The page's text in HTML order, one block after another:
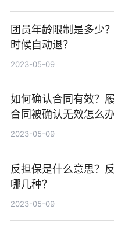
团员年龄限制是多少
时候自动退？
2023-05-09
如何确认合同有效？
合同被确认无效怎么
2023-05-09
反担保是什么意思？
哪几种？
2023-05-09